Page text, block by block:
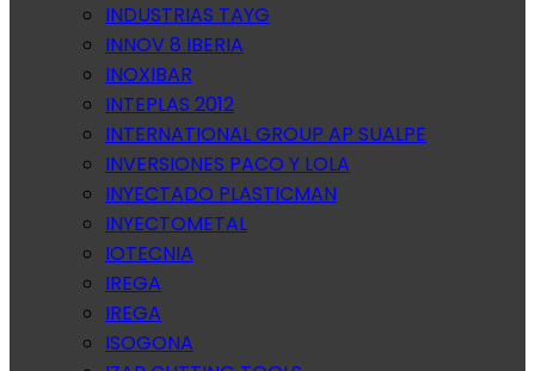
INDUSTRIAS TAYG
INNOV 8 IBERIA
INOXIBAR
INTEPLAS 2012
INTERNATIONAL GROUP AP SUALPE
INVERSIONES PACO Y LOLA
INYECTADO PLASTICMAN
INYECTOMETAL
IOTECNIA
IREGA
IREGA
ISOGONA